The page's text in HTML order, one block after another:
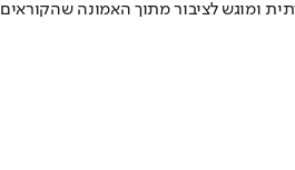
ומוגש לציבור מתוך האמונה שהקוראים